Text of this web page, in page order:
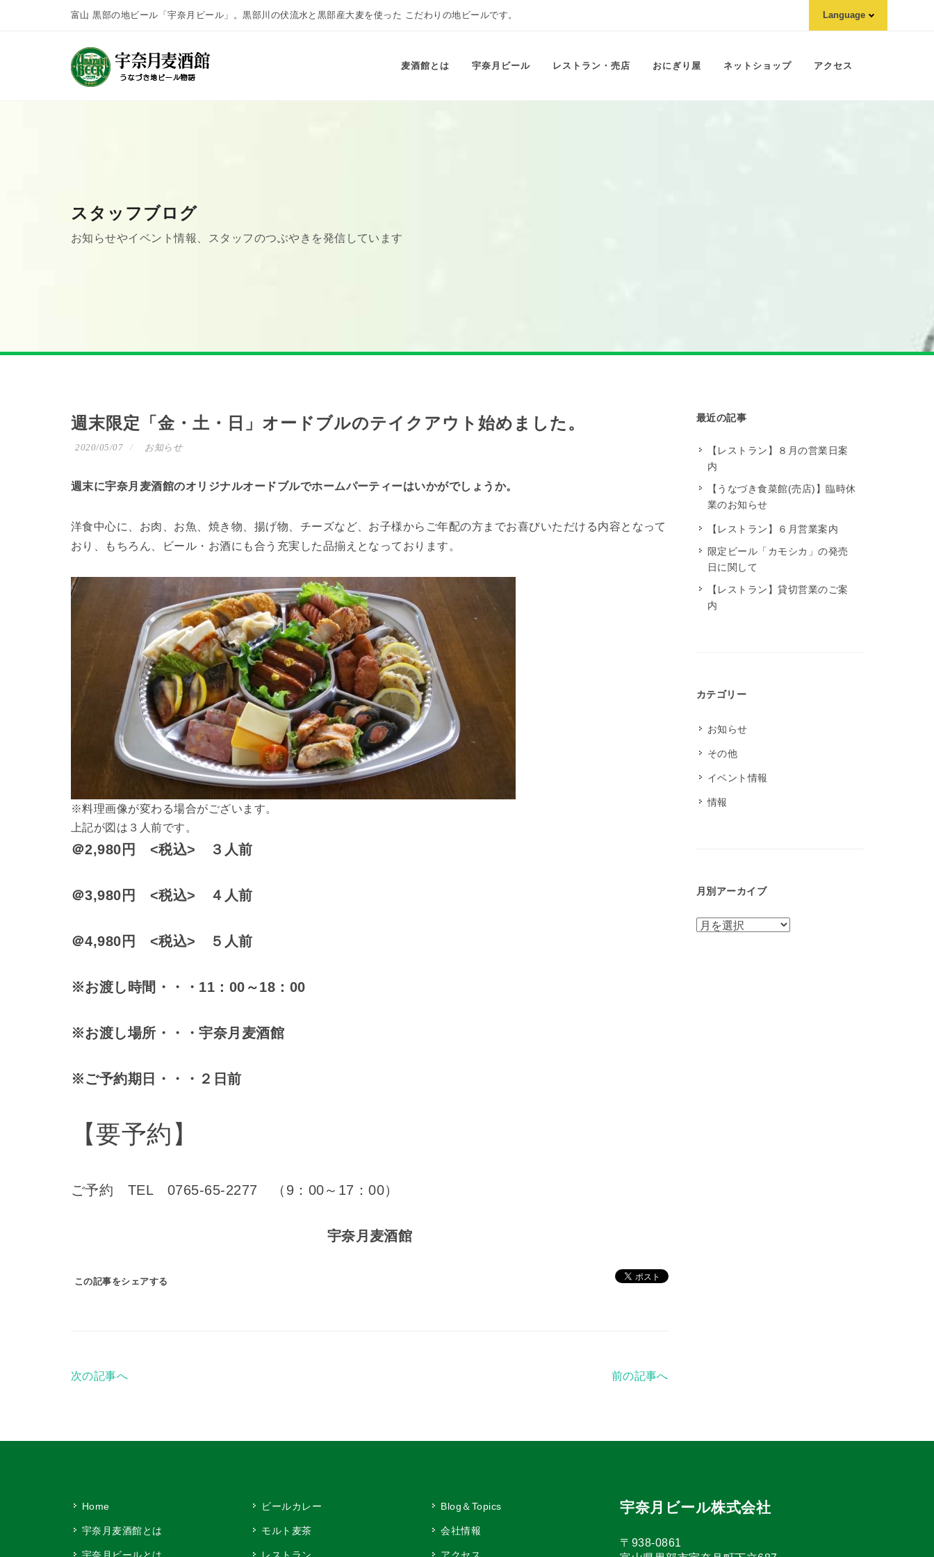
富山 黒部の地ビール「宇奈月ビール」。黒部川の伏流水と黒部産大麦を使った こだわりの地ビールです。 Language
한국어
简体中文
麦酒館とは 宇奈月ビール レストラン・売店 おにぎり屋 ネットショップ アクセス
スタッフブログ
お知らせやイベント情報、スタッフのつぶやきを発信しています
週末限定「金・土・日」オードブルのテイクアウト始めました。
2020/05/07 お知らせ
週末に宇奈月麦酒館のオリジナルオードブルでホームパーティーはいかがでしょうか。
洋食中心に、お肉、お魚、焼き物、揚げ物、チーズなど、お子様からご年配の方までお喜びいただける内容となって
おり、もちろん、ビール・お酒にも合う充実した品揃えとなっております。
※料理画像が変わる場合がございます。
上記が図は３人前です。
＠2,980円 <税込> ３人前
＠3,980円 <税込> ４人前
＠4,980円 <税込> ５人前
※お渡し時間・・・11：00～18：00
※お渡し場所・・・宇奈月麦酒館
※ご予約期日・・・２日前
【要予約】
ご予約 TEL 0765-65-2277 （9：00～17：00）
宇奈月麦酒館
この記事をシェアする
次の記事へ 前の記事へ
最近の記事
【レストラン】８月の営業日案
内
【うなづき食菜館(売店)】臨時休
業のお知らせ
【レストラン】６月営業案内
限定ビール「カモシカ」の発売
日に関して
【レストラン】貸切営業のご案
内
カテゴリー
お知らせ
その他
イベント情報
情報
月別アーカイブ
月
Home
宇奈月麦酒館とは
ビールカレー
モルト麦茶
Blog＆Topics
会社情報
宇奈月ビール株式会社
〒938-0861